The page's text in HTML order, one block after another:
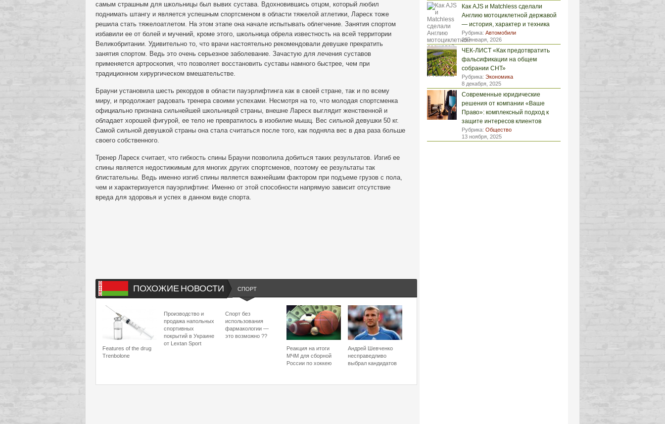
самым страшным для школьницы был вывих сустава. Вдохновившись отцом, который любил
поднимать штангу и является успешным спортсменом в области тяжелой атлетики, Лареск тоже
решила стать тяжелоатлетом. На этом этапе она начале испытывать облегчение. Занятия спортом
избавили ее от болей и мучений, кроме этого, школьница обрела известность на всей территории
Великобритании. Удивительно то, что врачи настоятельно рекомендовали девушке прекратить
занятия спортом. Ведь это очень серьезное заболевание. Зачастую для лечения суставов
применяется артроскопия, что позволяет восстановить суставы намного быстрее, чем при
традиционном хирургическом вмешательстве.
Брауни установила шесть рекордов в области пауэрлифтинга как в своей стране, так и по всему
миру, и продолжает радовать тренера своими успехами. Несмотря на то, что молодая спортсменка
официально признана сильнейшей школьницей страны, внешне Лареск выглядит женственной и
обладает хорошей фигурой, ее тело не превратилось в изобилие мышц. Вес сильной девушки 50 кг.
Самой сильной девушкой страны она стала считаться после того, как подняла вес в два раза больше
своего собственного.
Тренер Лареск считает, что гибкость спины Брауни позволила добиться таких результатов. Изгиб ее
спины является недостижимым для многих других спортсменов, поэтому ее результаты так
блистательны. Ведь именно изгиб спины является важнейшим фактором при подъеме грузов с пола,
чем и характеризуется пауэрлифтинг. Именно от этой способности напрямую зависит отсутствие
вреда для здоровья и успех в данном виде спорта.
ПОХОЖИЕ НОВОСТИ СПОРТ
Features of the drug
Trenbolone
Производство и
продажа напольных
спортивных
покрытий в Украине
от Lextan Sport
Спорт без
использования
фармакологии —
это возможно ??
Реакция на итоги
МЧМ для сборной
России по хоккею
Андрей Шевченко
несправедливо
выбрал кандидатов
Как AJS и Matchless сделали
Англию мотоциклетной державой
— история, характер и техника
Рубрика: Автомобили
29 января, 2026
ЧЕК-ЛИСТ «Как предотвратить
фальсификации на общем
собрании СНТ»
Рубрика: Экономика
8 декабря, 2025
Современные юридические
решения от компании «Ваше
Право»: комплексный подход к
защите интересов клиентов
Рубрика: Общество
13 ноября, 2025